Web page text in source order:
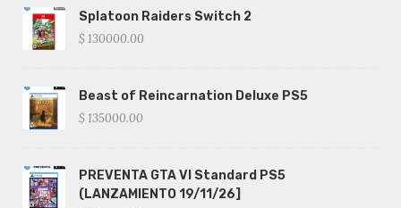
Splatoon Raiders Switch 2
$ 130000.00
Beast of Reincarnation Deluxe PS5
$ 135000.00
PREVENTA GTA VI Standard PS5
(LANZAMIENTO 19/11/26]